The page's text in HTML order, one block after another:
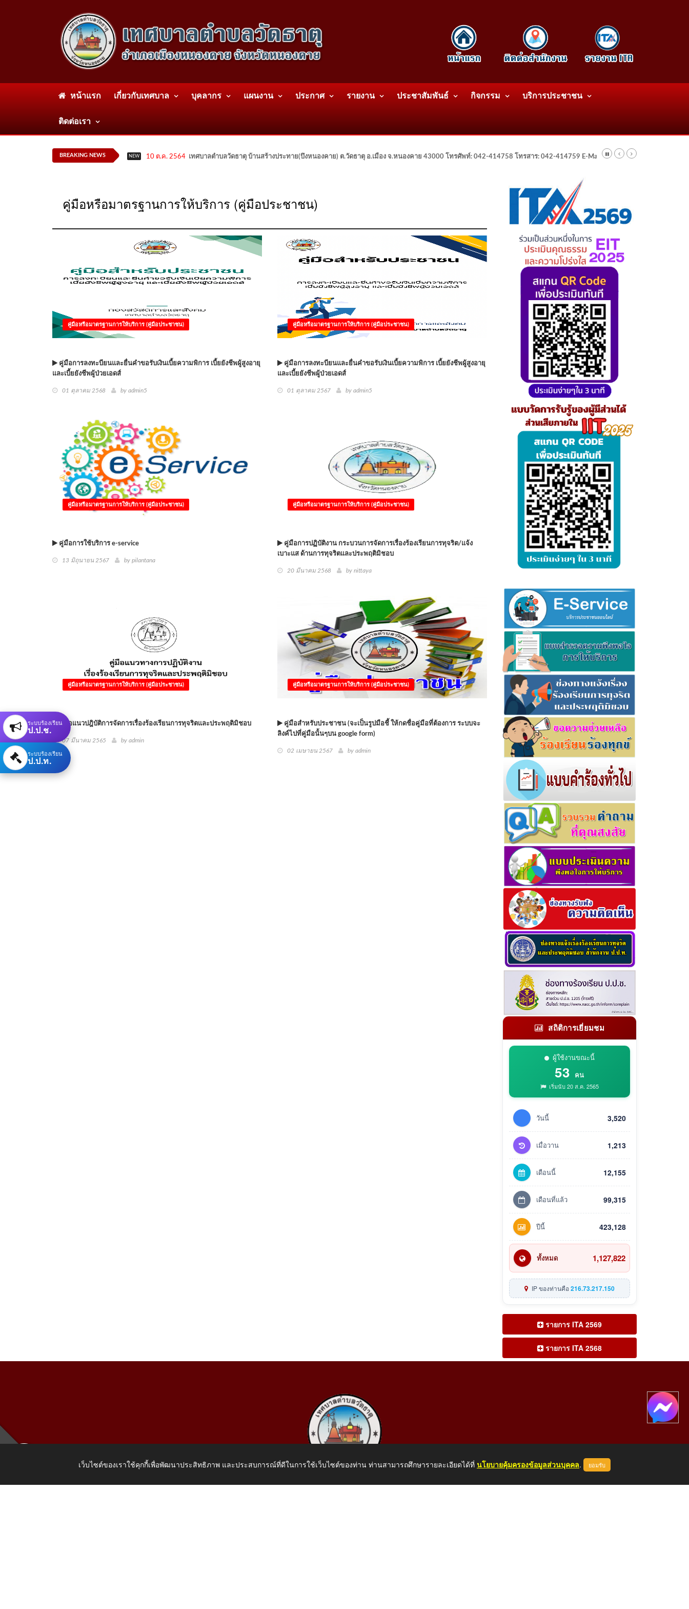
หน้าแรก เกี่ยวกับเทศบาล บุคลากร แผนงาน ประกาศ รายงาน ประชาสัมพันธ์ กิจกรรม บริการประชาชน
ติดต่อเรา
BREAKING NEWS NEW 10 ต.ค. 2564 เทศบาลตำบลวัดธาตุ บ้านสร้างประทาย(บึงหนองคาย) ต.วัดธาตุ อ.เมือง จ.หนองคาย 43000 โทรศัพท์: 042-414758 โทรสาร: 042-414759 E-Mail: wattatnk@gmail.com
คู่มือหรือมาตรฐานการให้บริการ (คู่มือประชาชน)
คู่มือหรือมาตรฐานการให้บริการ (คู่มือประชาชน)
คู่มือการลงทะบียนและยื่นคำขอรับเงินเบี้ยความพิการ เบี้ยยังชีพผู้สูงอายุ
และเบี้ยยังชีพผู้ป่วยเอดส์
01 ตุลาคม 2568 by admin5
คู่มือหรือมาตรฐานการให้บริการ (คู่มือประชาชน)
คู่มือการลงทะบียนและยื่นคำขอรับเงินเบี้ยความพิการ เบี้ยยังชีพผู้สูงอายุ
และเบี้ยยังชีพผู้ป่วยเอดส์
01 ตุลาคม 2567 by admin5
คู่มือหรือมาตรฐานการให้บริการ (คู่มือประชาชน)
คู่มือการใช้บริการ e-service
13 มิถุนายน 2567 by pilantana
คู่มือหรือมาตรฐานการให้บริการ (คู่มือประชาชน)
คู่มือการปฏิบัติงาน กระบวนการจัดการเรื่องร้องเรียนการทุจริต/แจ้ง
เบาะแส ด้านการทุจริตและประพฤติมิชอบ
20 มีนาคม 2568 by nittaya
คู่มือหรือมาตรฐานการให้บริการ (คู่มือประชาชน)
คู่มือแนวปฎิบัติการจัดการเรื่องร้องเรียนการทุจริตและประพฤติมิชอบ
07 มีนาคม 2565 by admin
คู่มือหรือมาตรฐานการให้บริการ (คู่มือประชาชน)
คู่มือสำหรับประชาชน (จะเป็นรูปมือชี้ ให้กดชื่อคู่มือที่ต้องการ ระบบจะ
ลิงค์ไปที่คู่มือนั้นๆบน google form)
02 เมษายน 2567 by admin
สถิติการเยี่ยมชม
ผู้ใช้งานขณะนี้
53 คน
เริ่มนับ 20 ส.ค. 2565
วันนี้ 3,520
เมื่อวาน 1,213
เดือนนี้ 12,155
เดือนที่แล้ว 99,315
ปีนี้ 423,128
ทั้งหมด 1,127,822
IP ของท่านคือ216.73.217.150
รายการ ITA 2569
รายการ ITA 2568
ระบบร้องเรียน
ป.ป.ช.
ระบบร้องเรียน
ป.ป.ท.
เว็บไซต์ของเราใช้คุกกี้เพื่อพัฒนาประสิทธิภาพ และประสบการณ์ที่ดีในการใช้เว็บไซต์ของท่าน ท่านสามารถศึกษารายละเอียดได้ที่ นโยบายคุ้มครองข้อมูลส่วนบุคคล. ยอมรับ